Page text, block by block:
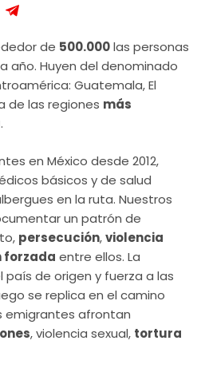
de 500.000las personas
año. Huyen del denominado
Guatemala, El
de las regiones más
.
en México desde 2012,
básicos y de salud
en la ruta. Nuestros
un patrón de
persecución,violencia
forzada entre ellos. La
de origen y fuerza a las
se replica en el camino
emigrantes afrontan
, violencia sexual, tortura